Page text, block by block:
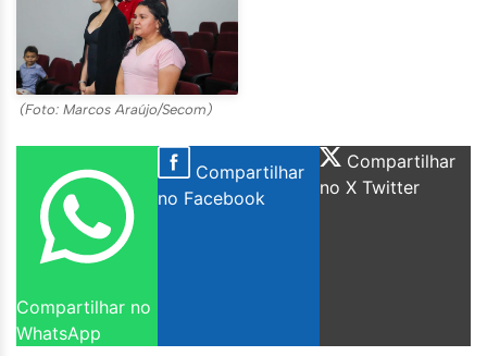
(Foto: Marcos Araújo/Secom)
Compartilhar no
WhatsApp
Compartilhar
no Facebook
Compartilhar
no X Twitter